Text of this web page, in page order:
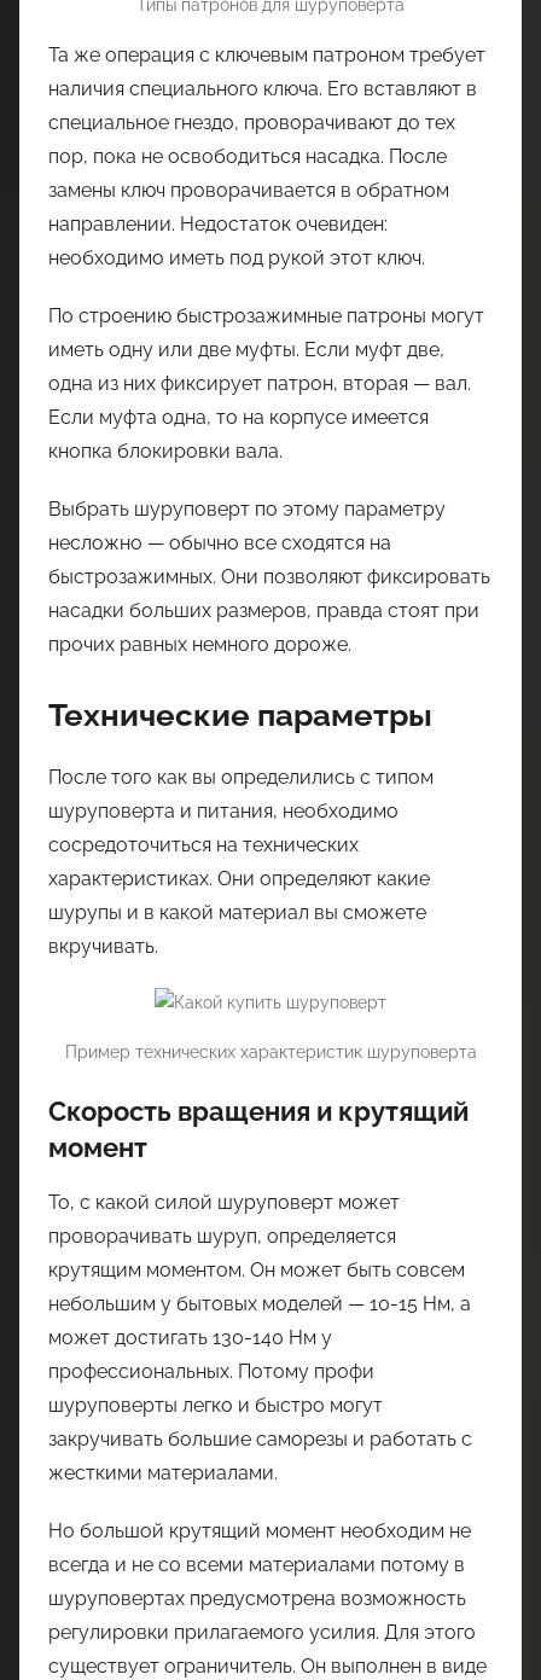
Типы патронов для шуруповерта
Та же операция с ключевым патроном требует
наличия специального ключа. Его вставляют в
специальное гнездо, проворачивают до тех
пор, пока не освободиться насадка. После
замены ключ проворачивается в обратном
направлении. Недостаток очевиден:
необходимо иметь под рукой этот ключ.
По строению быстрозажимные патроны могут
иметь одну или две муфты. Если муфт две,
одна из них фиксирует патрон, вторая — вал.
Если муфта одна, то на корпусе имеется
кнопка блокировки вала.
Выбрать шуруповерт по этому параметру
несложно — обычно все сходятся на
быстрозажимных. Они позволяют фиксировать
насадки больших размеров, правда стоят при
прочих равных немного дороже.
Технические параметры
После того как вы определились с типом
шуруповерта и питания, необходимо
сосредоточиться на технических
характеристиках. Они определяют какие
шурупы и в какой материал вы сможете
вкручивать.
Пример технических характеристик шуруповерта
Скорость вращения и крутящий
момент
То, с какой силой шуруповерт может
проворачивать шуруп, определяется
крутящим моментом. Он может быть совсем
небольшим у бытовых моделей — 10-15 Нм, а
может достигать 130-140 Нм у
профессиональных. Потому профи
шуруповерты легко и быстро могут
закручивать большие саморезы и работать с
жесткими материалами.
Но большой крутящий момент необходим не
всегда и не со всеми материалами потому в
шуруповертах предусмотрена возможность
регулировки прилагаемого усилия. Для этого
существует ограничитель. Он выполнен в виде